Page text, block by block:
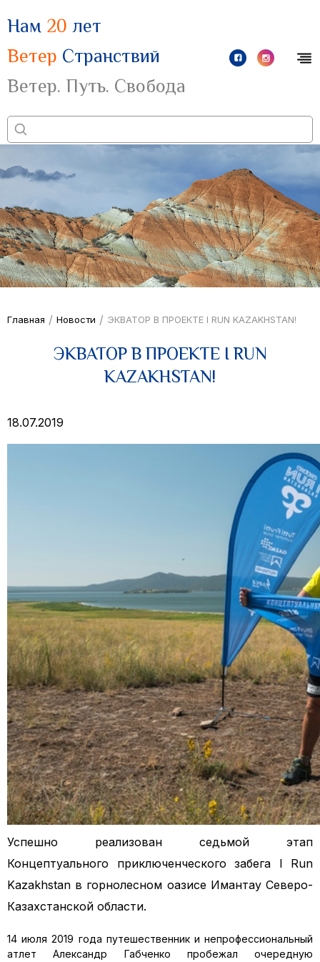
Нам 20 лет
Ветер Странствий
Ветер. Путь. Свобода
Главная / Новости / ЭКВАТОР В ПРОЕКТЕ I RUN KAZAKHSTAN!
ЭКВАТОР В ПРОЕКТЕ I RUN
KAZAKHSTAN!
18.07.2019
Успешно реализован седьмой этап
Концептуального приключенческого забега I Run
Kazakhstan в горнолесном оазисе Имантау Северо-
Казахстанской области.
14 июля 2019 года путешественник и непрофессиональный
атлет Александр Габченко пробежал очередную